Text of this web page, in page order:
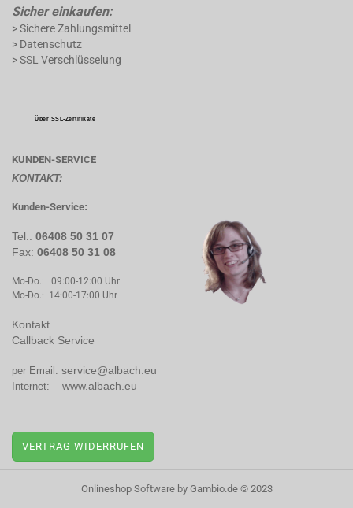
Sicher einkaufen:
> Sichere Zahlungsmittel
> Datenschutz
> SSL Verschlüsselung
Über SSL-Zertifikate
KUNDEN-SERVICE
KONTAKT:
Kunden-Service:
Tel.: 06408 50 31 07
Fax: 06408 50 31 08
Mo-Do.: 09:00-12:00 Uhr
Mo-Do.: 14:00-17:00 Uhr
Kontakt
Callback Service
per Email: service@albach.eu
Internet: www.albach.eu
VERTRAG WIDERRUFEN
Onlineshop Softwareby Gambio.de © 2023